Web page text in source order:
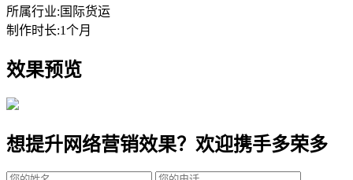
所属行业: 国际货运
制作时长:1个月
效果预览
想提升网络营销效果？欢迎携手多荣多